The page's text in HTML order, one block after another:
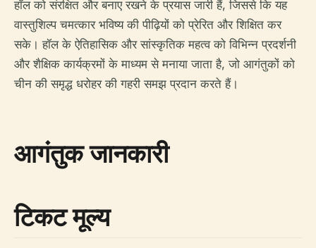
हॉल को संरक्षित और बनाए रखने के प्रयास जारी हैं, जिससे कि यह
वास्तुशिल्प चमत्कार भविष्य की पीढ़ियों को प्रेरित और शिक्षित कर
सके। हॉल के ऐतिहासिक और सांस्कृतिक महत्व को विभिन्न प्रदर्शनी
और शैक्षिक कार्यक्रमों के माध्यम से मनाया जाता है, जो आगंतुकों को
चीन की समृद्ध धरोहर की गहरी समझ प्रदान करते हैं।
आगंतुक जानकारी
टिकट मूल्य